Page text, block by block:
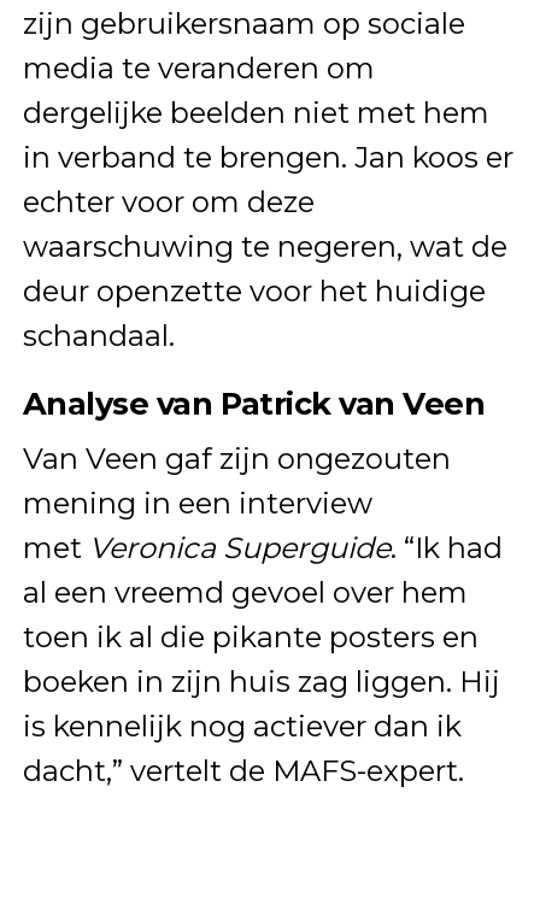
zijn gebruikersnaam op sociale
media te veranderen om
dergelijke beelden niet met hem
in verband te brengen. Jan koos er
echter voor om deze
waarschuwing te negeren, wat de
deur openzette voor het huidige
schandaal.
Analyse van Patrick van Veen
Van Veen gaf zijn ongezouten
mening in een interview
met Veronica Superguide. “Ik had
al een vreemd gevoel over hem
toen ik al die pikante posters en
boeken in zijn huis zag liggen. Hij
is kennelijk nog actiever dan ik
dacht,” vertelt de MAFS-expert.